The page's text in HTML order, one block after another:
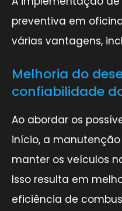
preventiva em
várias vantagens,
Melhoria do
confiabilidade
Ao abordar os
início, a
manter os veículos
Isso resulta em
eficiência de